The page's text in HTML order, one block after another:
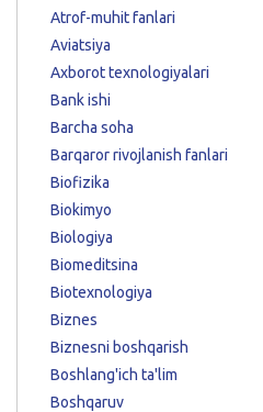
Atrof-muhit fanlari
Aviatsiya
Axborot texnologiyalari
Bank ishi
Barcha soha
Barqaror rivojlanish fanlari
Biofizika
Biokimyo
Biologiya
Biomeditsina
Biotexnologiya
Biznes
Biznesni boshqarish
Boshlang'ich ta'lim
Boshqaruv